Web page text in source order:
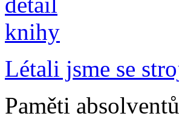
Létali jsme se
Paměti